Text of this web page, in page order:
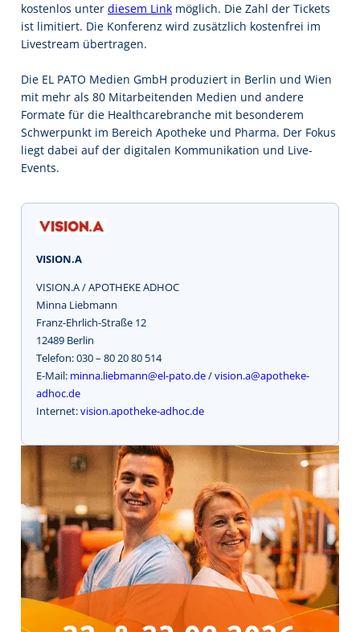
kostenlos unter diesem Link möglich. Die Zahl der Tickets
ist limitiert. Die Konferenz wird zusätzlich kostenfrei im
Livestream übertragen.
Die EL PATO Medien GmbH produziert in Berlin und Wien
mit mehr als 80 Mitarbeitenden Medien und andere
Formate für die Healthcarebranche mit besonderem
Schwerpunkt im Bereich Apotheke und Pharma. Der Fokus
liegt dabei auf der digitalen Kommunikation und Live-
Events.
VISION.A
VISION.A / APOTHEKE ADHOC
Minna Liebmann
Franz-Ehrlich-Straße 12
12489 Berlin
Telefon: 030 – 80 20 80 514
E-Mail: minna.liebmann@el-pato.de/vision.a@apotheke-
adhoc.de
Internet:vision.apotheke-adhoc.de